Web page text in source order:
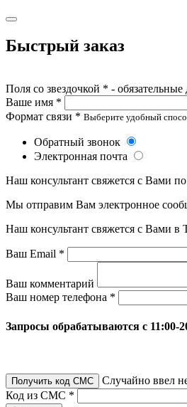
Быстрый заказ
Поля со звездочкой * - обязательные
Ваше имя *
Формат связи * Выберите удобный
Обратный звонок
Электронная почта
Наш консультант свяжется с Вами
Мы отправим Вам электронное
Наш консультант свяжется с Вами в
Ваш Email *
Ваш комментарий
Ваш номер телефона *
Запросы обрабатываются с 11:00-
Получить код СМС
Случайно ввел
Код из СМС *